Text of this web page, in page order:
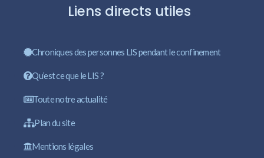
Liens directs utiles
Chroniques des personnes LIS pendant le confinement
Qu’est ce que le LIS ?
Toute notre actualité
Plan du site
Mentions légales